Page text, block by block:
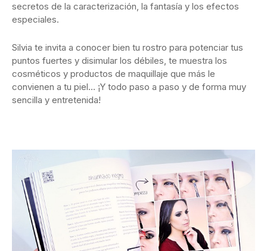
secretos de la caracterización, la fantasía y los efectos
especiales.
Silvia te invita a conocer bien tu rostro para potenciar tus
puntos fuertes y disimular los débiles, te muestra los
cosméticos y productos de maquillaje que más le
convienen a tu piel… ¡Y todo paso a paso y de forma muy
sencilla y entretenida!